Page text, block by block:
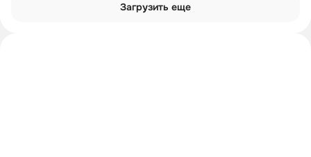
Загрузить еще